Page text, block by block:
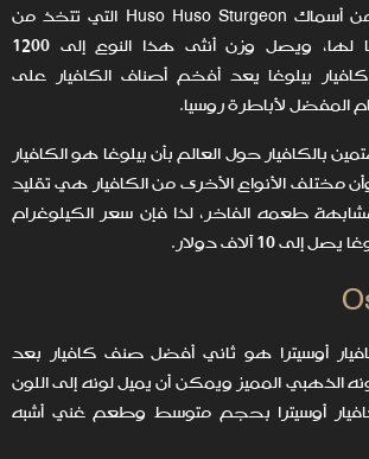
يأتي كافيار بيلوغا من أسماك Huso Huso Sturgeon التي تتخذ من
البحر الأسود موطنًا لها، ويصل وزن أنثى هذا النوع إلى 1200
بيلوغا يعد أفخم أصناف الكافيار على
المفضل لأباطرة روسيا.
بالكافيار حول العالم بأن بيلوغا هو الكافيار
مختلف الأنواع الأخرى من الكافيار هي تقليد
طعمه الفاخر، لذا فإن سعر الكيلوغرام
10 آلاف دولار.
أوسيترا هو ثاني أفضل صنف كافيار بعد
الذهبي المميز ويمكن أن يميل لونه إلى اللون
أوسيترا بحجم متوسط وطعم غني أشبه